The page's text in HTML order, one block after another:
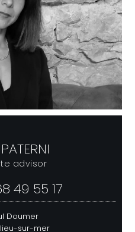
advisor
49 55 17
Doumer
sur-mer